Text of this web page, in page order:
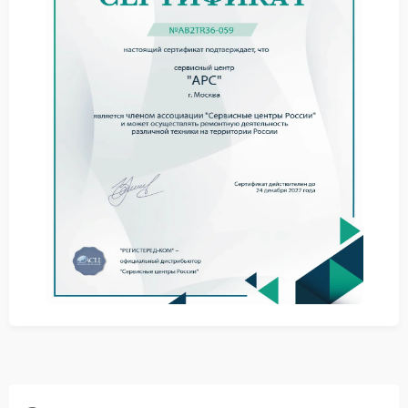
электронных компонентов и платы управления.
Что можно сделать до
обращения к мастеру
отключить ИБП APC от сети;
отсоединить подключенные устройства;
дать системе остыть;
не разбирать корпус самостоятельно.
При обращении за ремонтом APC мастера проводят
замены поврежденных деталей устройство
проходит тестирование под нагрузкой.
В сервисе APC устраняют проблемы, связанные с